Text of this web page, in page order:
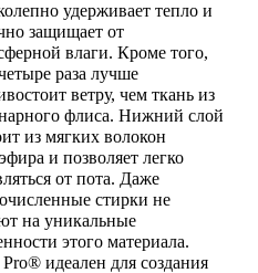
удерживает тепло и
защищает от
влаги. Кроме того,
раза лучше
ветру, чем ткань из
флиса. Нижний слой
из мягких волокон
и позволяет легко
от пота. Даже
стирки не
на уникальные
этого материала.
идеален для создания